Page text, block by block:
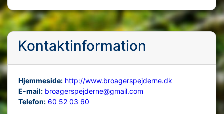
Kontaktinformation
Hjemmeside: http://www.broagerspejderne.dk
E-mail: broagerspejderne@gmail.com
Telefon: 60 52 03 60